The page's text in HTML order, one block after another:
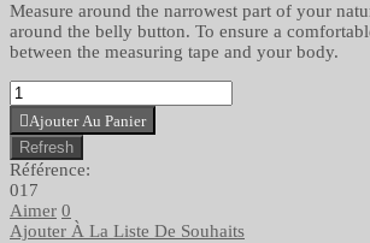
Measure around the narrowest part of your
around the belly button. To ensure a
between the measuring tape and your body.
Ajouter Au Panier
Référence:
017
Aimer 0
Ajouter À La Liste De Souhaits